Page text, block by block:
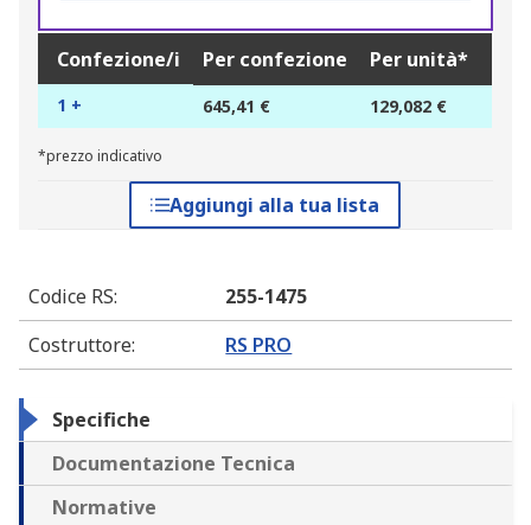
Confezione/i Per confezione Per unità*
1 + 645,41 € 129,082 €
*prezzo indicativo
Aggiungi alla tua lista
Codice RS:
255-1475
Costruttore: RS PRO
Specifiche
Documentazione Tecnica
Normative